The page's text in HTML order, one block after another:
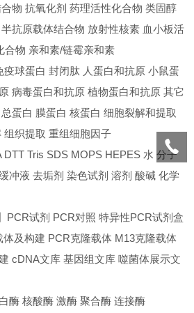
物 抗氧化剂 药理活性化合物 类固醇
抗原载体结合物 放射性核素 血小板活
合物 亲和素/链霉亲和素
疫球蛋白 封闭肽 人蛋白和抗原 小鼠蛋
病毒蛋白和抗原 植物蛋白和抗原 其它
蛋白 膜蛋白 核蛋白 细胞裂解和提取
组织提取 重组细胞因子
DTT Tris SDS MOPS HEPES 水 分子
冲液 去垢剂 染色试剂 溶剂 酸碱 化学
PCR试剂 PCR对照 特异性PCR试剂盒
及构建 PCR克隆载体 M13克隆载体
cDNA文库 基因组文库 噬菌体展示文
酶 核酸酶 激酶 聚合酶 连接酶